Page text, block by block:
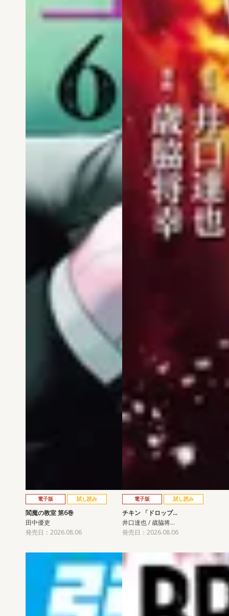
電子版 試し読み
閻魔の教室 第6巻
田中優吏
発売日：2026.08.06
電子版 試し読み
チキン 「ドロップ…
井口達也 / 歳脇将…
発売日：2026.08.06